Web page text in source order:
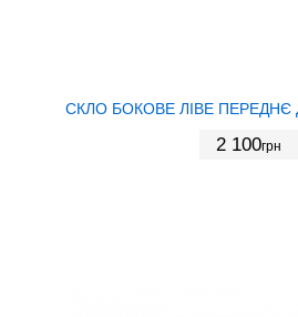
СКЛО БОКОВЕ ЛІВЕ ПЕРЕДНЄ
2 100грн